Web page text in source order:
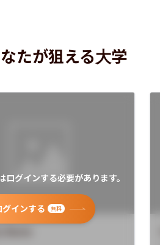
たが狙える大学
ログインする必要があります。
グインする 無料